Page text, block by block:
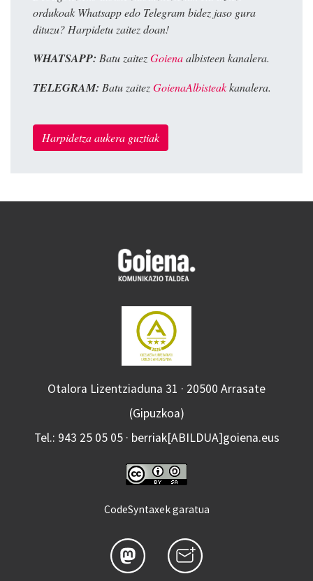
ordukoak Whatsapp edo Telegram bidez jaso gura
dituzu? Harpidetu zaitez doan!
WHATSAPP: Batu zaitezGoienaalbisteen kanalera.
TELEGRAM: Batu zaitezGoienaAlbisteakkanalera.
Harpidetza aukera guztiak
Otalora Lizentziaduna 31 · 20500 Arrasate
(Gipuzkoa)
Tel.: 943 25 05 05 · berriak[ABILDUA]goiena.eus
CodeSyntaxek garatua